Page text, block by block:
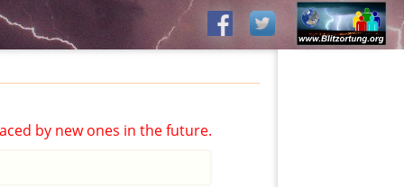
by new ones in the future.